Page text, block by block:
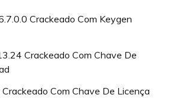
Crackeado Com Keygen
Crackeado Com Chave De
Com Chave De Licença